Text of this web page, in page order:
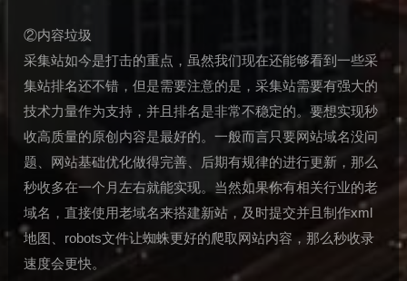
②内容垃圾
采集站如今是打击的重点，虽然我们现在还能够看到一些采
集站排名还不错，但是需要注意的是，采集站需要有强大的
技术力量作为支持，并且排名是非常不稳定的。要想实现秒
收高质量的原创内容是最好的。一般而言只要网站域名没问
题、网站基础优化做得完善、后期有规律的进行更新，那么
秒收多在一个月左右就能实现。当然如果你有相关行业的老
域名，直接使用老域名来搭建新站，及时提交并且制作xml
地图、robots文件让蜘蛛更好的爬取网站内容，那么秒收录
速度会更快。